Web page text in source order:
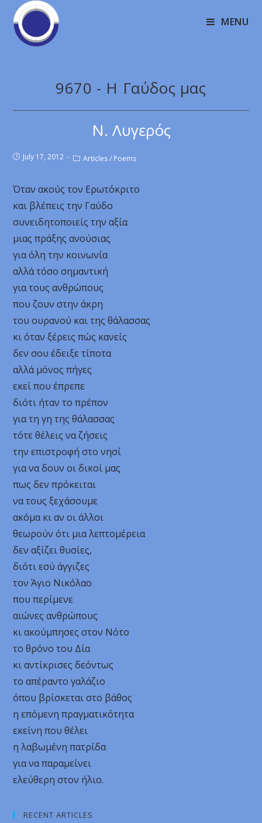
MENU
9670 - Η Γαύδος μας
Ν. Λυγερός
July 17, 2012 Articles / Poems
Όταν ακούς τον Ερωτόκριτο
και βλέπεις την Γαύδο
συνειδητοποιείς την αξία
μιας πράξης ανούσιας
για όλη την κοινωνία
αλλά τόσο σημαντική
για τους ανθρώπους
που ζουν στην άκρη
του ουρανού και της θάλασσας
κι όταν ξέρεις πώς κανείς
δεν σου έδειξε τίποτα
αλλά μόνος πήγες
εκεί που έπρεπε
διότι ήταν το πρέπον
για τη γη της θάλασσας
τότε θέλεις να ζήσεις
την επιστροφή στο νησί
για να δουν οι δικοί μας
πως δεν πρόκειται
να τους ξεχάσουμε
ακόμα κι αν οι άλλοι
θεωρούν ότι μια λεπτομέρεια
δεν αξίζει θυσίες,
διότι εσύ άγγιζες
τον Άγιο Νικόλαο
που περίμενε
αιώνες ανθρώπους
κι ακούμπησες στον Νότο
το θρόνο του Δία
κι αντίκρισες δεόντως
το απέραντο γαλάζιο
όπου βρίσκεται στο βάθος
η επόμενη πραγματικότητα
εκείνη που θέλει
η λαβωμένη πατρίδα
για να παραμείνει
ελεύθερη στον ήλιο.
RECENT ARTICLES